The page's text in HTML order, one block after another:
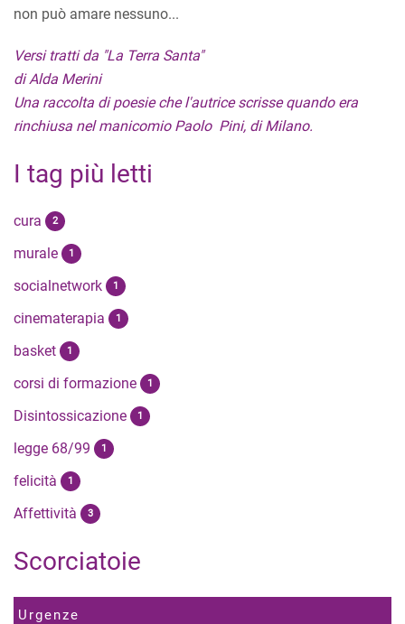
non può amare nessuno...
Versi tratti da "La Terra Santa"
di Alda Merini
Una raccolta di poesie che l'autrice scrisse quando era
rinchiusa nel manicomio Paolo Pini, di Milano.
I tag più letti
cura 2
murale 1
socialnetwork 1
cinematerapia 1
basket 1
corsi di formazione 1
Disintossicazione 1
legge 68/99 1
felicità 1
Affettività 3
Scorciatoie
Urgenze